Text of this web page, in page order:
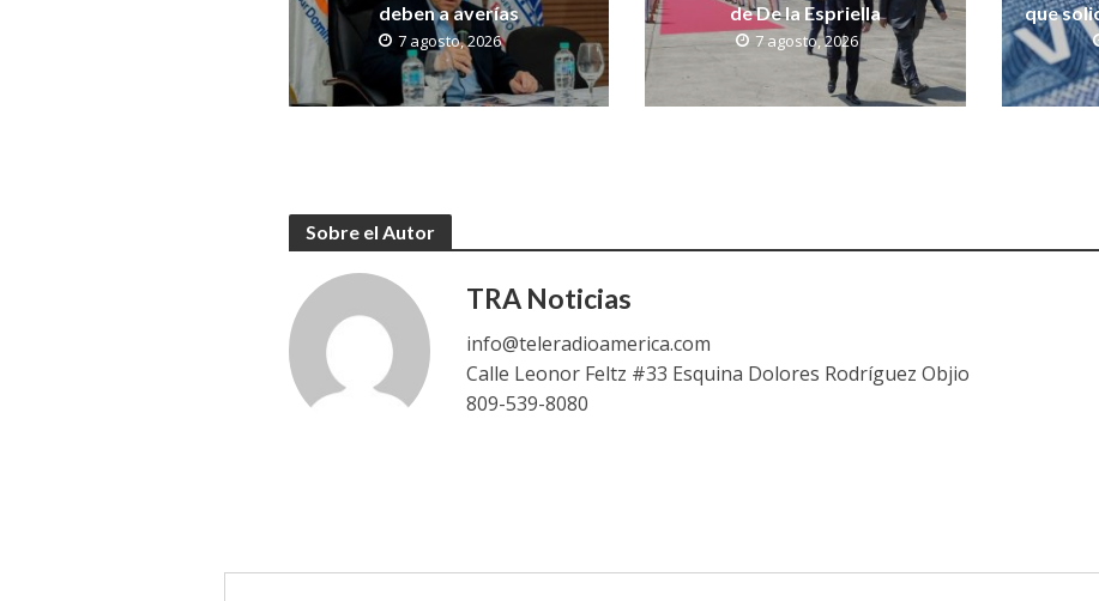
deben a averías
7 agosto, 2026
de De la Espriella
7 agosto, 2026
que
Sobre el Autor
TRA Noticias
info@teleradioamerica.com
Calle Leonor Feltz #33 Esquina Dolores Rodríguez Objio
809-539-8080